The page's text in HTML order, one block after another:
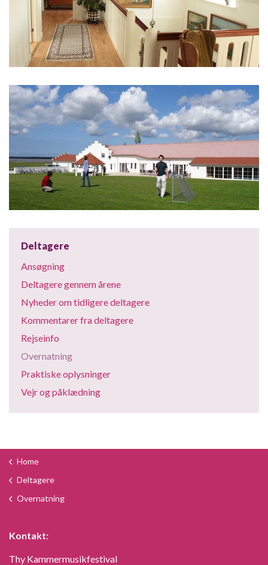
Deltagere
Ansøgning
Deltagere gennem årene
Nyheder om tidligere deltagere
Kommentarer fra deltagere
Rejseinfo
Overnatning
Praktiske oplysninger
Vejr og påklædning
Home
Deltagere
Overnatning
Kontakt:
Thy Kammermusikfestival